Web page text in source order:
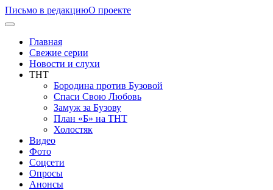
Письмо в редакциюО проекте
Главная
Свежие серии
Новости и слухи
ТНТ
Бородина против Бузовой
Спаси Свою Любовь
Замуж за Бузову
План «Б» на ТНТ
Холостяк
Видео
Фото
Соцсети
Опросы
Анонсы